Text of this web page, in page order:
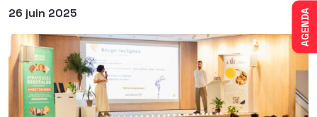
AGENDA
26 juin 2025